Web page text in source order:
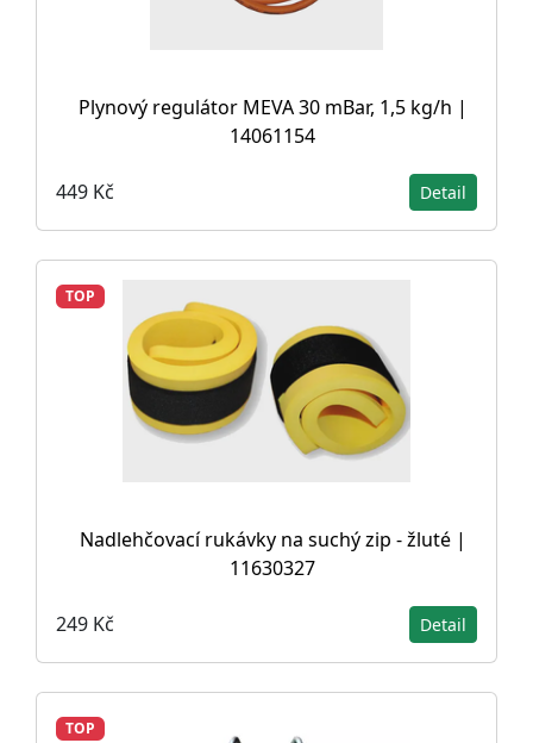
Plynový regulátor MEVA 30 mBar, 1,5 kg/h |
14061154
449 Kč Detail
TOP
Nadlehčovací rukávky na suchý zip - žluté |
11630327
249 Kč Detail
TOP